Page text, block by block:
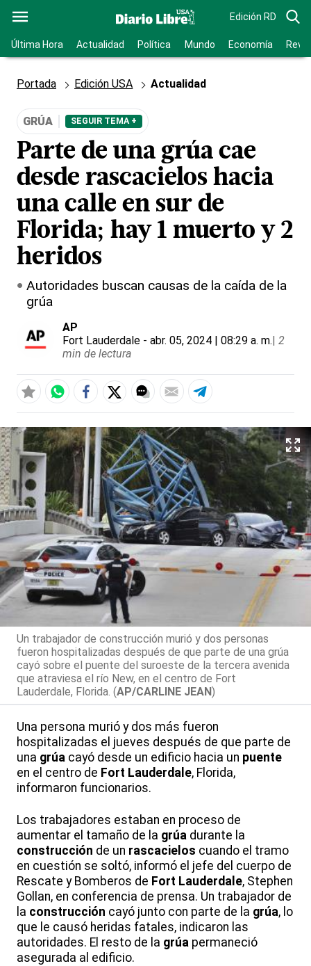
Edición RD
Última Hora Actualidad Política Mundo Economía
Portada Edición USA Actualidad
GRÚA SEGUIR TEMA +
Parte de una grúa cae
desde rascacielos hacia
una calle en sur de
Florida; hay 1 muerto y 2
heridos
Autoridades buscan causas de la caída de la
grúa
AP
Fort Lauderdale - abr. 05, 2024 | 08:29 a. m.| 2
min de lectura
Un trabajador de construcción murió y dos personas
fueron hospitalizadas después de que parte de una grúa
cayó sobre el puente del suroeste de la tercera avenida
que atraviesa el río New, en el centro de Fort
Lauderdale, Florida. (AP/CARLINE JEAN)
Una persona murió y dos más fueron
hospitalizadas el jueves después de que parte de
una grúa cayó desde un edificio hacia un puente
en el centro de Fort Lauderdale, Florida,
informaron funcionarios.
Los trabajadores estaban en proceso de
aumentar el tamaño de la grúa durante la
construcción de un rascacielos cuando el tramo
en cuestión se soltó, informó el jefe del cuerpo de
Rescate y Bomberos de Fort Lauderdale, Stephen
Gollan, en conferencia de prensa. Un trabajador de
la construcción cayó junto con parte de la grúa, lo
que le causó heridas fatales, indicaron las
autoridades. El resto de la grúa permaneció
asegurada al edificio.